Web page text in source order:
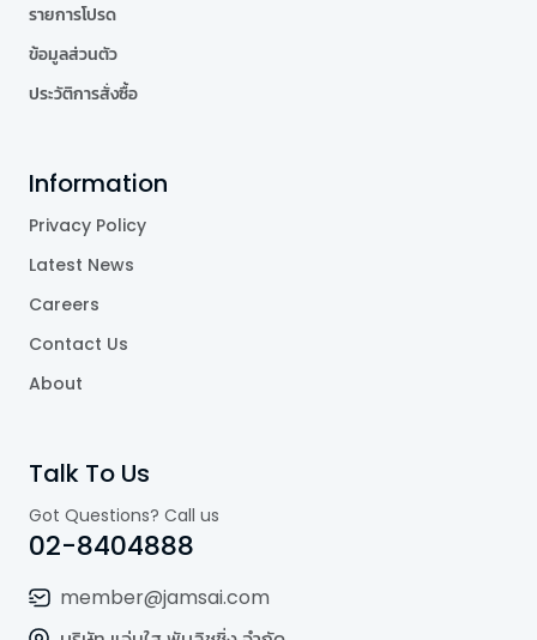
รายการโปรด
ข้อมูลส่วนตัว
ประวัติการสั่งซื้อ
Information
Privacy Policy
Latest News
Careers
Contact Us
About
Talk To Us
Got Questions? Call us
02-8404888
member@jamsai.com